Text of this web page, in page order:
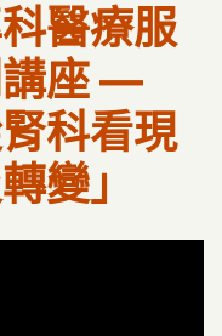
醫療服
講座 —
科看現
變」